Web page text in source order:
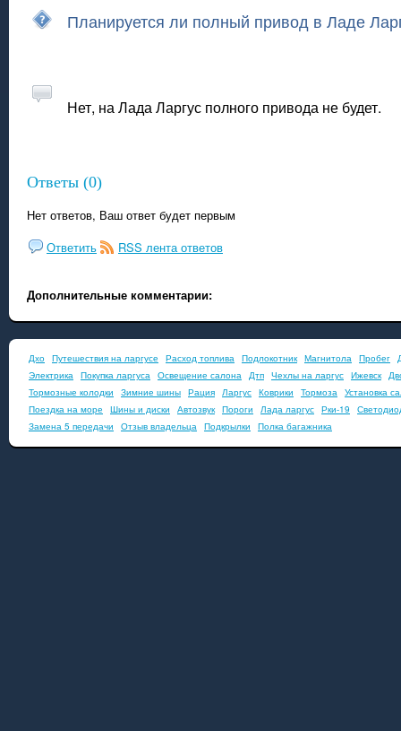
Планируется ли полный привод в Ладе
Нет, на Лада Ларгус полного привода не будет.
Ответы (0)
Нет ответов, Ваш ответ будет первым
Ответить
RSS лента ответов
Дополнительные комментарии:
Дхо Путешествия на ларгусе Расход топлива Подлокотник Магнитола Пробег
Электрика Покупка ларгуса Освещение салона Дтп Чехлы на ларгус Ижевск
Тормозные колодки
Зимние шины Рация Ларгус Коврики Тормоза Установка
Поездка на море
Шины и диски Автозвук Пороги Лада ларгус Рки-19
Замена 5 передачи
Отзыв владельца Подкрылки Полка багажника